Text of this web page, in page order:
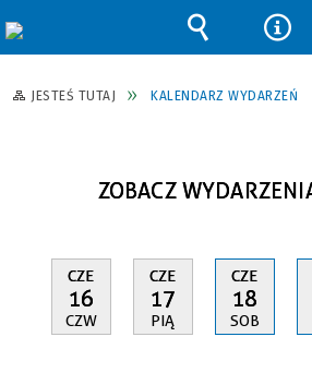
JESTEŚ TUTAJ KALENDARZ WYDARZEŃ
ZOBACZ
CZE
16
CZW
CZE
17
PIĄ
CZE
18
SOB